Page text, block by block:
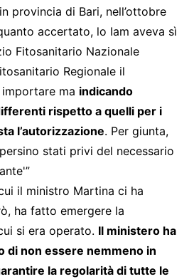
provincia di Bari, nell’ottobre
accertato, lo Iam aveva sì
Fitosanitario Nazionale
Regionale il
ma indicando
rispetto a quelli per i
l’autorizzazione. Per giunta,
stati privi del necessario
il ministro Martina ci ha
ha fatto emergere la
si era operato. Il ministero ha
di non essere nemmeno in
la regolarità di tutte le